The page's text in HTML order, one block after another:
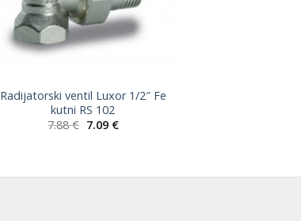
Radijatorski ventil Luxor 1/2″ Fe
kutni RS 102
7.88€ Izvorna
7.09 €Trenutna